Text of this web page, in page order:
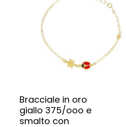
Bracciale in oro
giallo 375/ooo e
smalto con